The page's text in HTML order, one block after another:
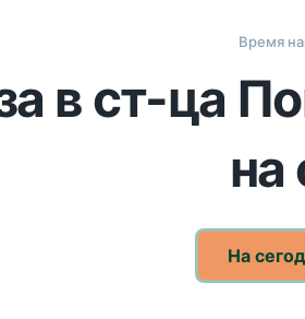
Время
в ст-ца
на
На